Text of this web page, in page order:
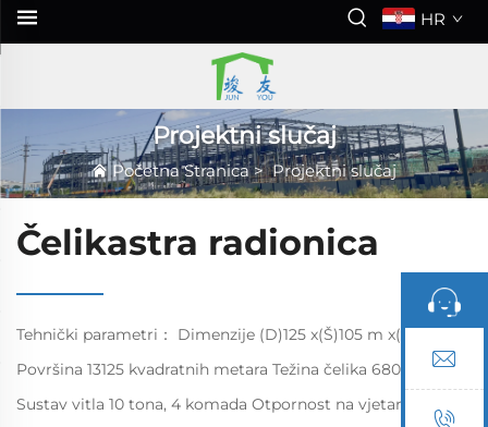
HR
Projektni slučaj
Početna Stranica>Projektni slučaj
Čelikastra radionica
Tehnički parametri： Dimenzije (D)125 x(Š)105 m x(V)12,2 m
Površina 13125 kvadratnih metara Težina čelika 680 tona
Sustav vitla 10 tona, 4 komada Otpornost na vjetar 110 km/h